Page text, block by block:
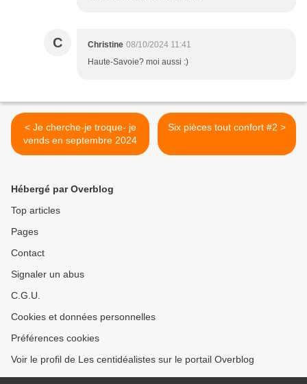
C Christine 08/10/2024 11:41
Haute-Savoie? moi aussi :)
< Je cherche-je troque- je
vends en septembre 2024
Six pièces tout confort #2 >
Hébergé par Overblog
Top articles
Pages
Contact
Signaler un abus
C.G.U.
Cookies et données personnelles
Préférences cookies
Voir le profil de Les centidéalistes sur le portail Overblog